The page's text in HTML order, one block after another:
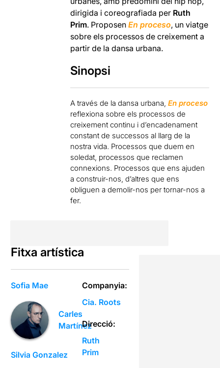
dirigida i coreografiada per Ruth
Prim. ProposenEn proceso, un viatge
sobre els processos de creixement a
partir de la dansa urbana.
Sinopsi
A través de la dansa urbana,En proceso
reflexiona sobre els processos de
creixement continu i d’encadenament
constant de successos al llarg de la
nostra vida. Processos que duem en
soledat, processos que reclamen
connexions. Processos que ens ajuden
a construir-nos, d’altres que ens
obliguen a demolir-nos per tornar-nos a
fer.
Fitxa artística
Sofia Mae
Carles
Martínez
Silvia Gonzalez
Companyia:
Cia. Roots
Direcció:
Ruth
Prim